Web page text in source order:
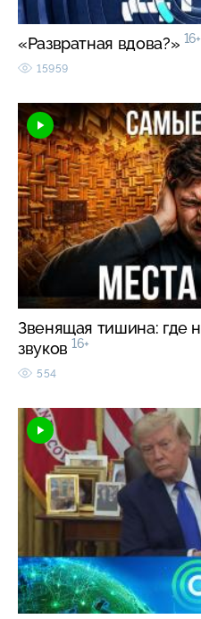
«Развратная вдова?» 16+
15959
Звенящая тишина: где
звуков 16+
554